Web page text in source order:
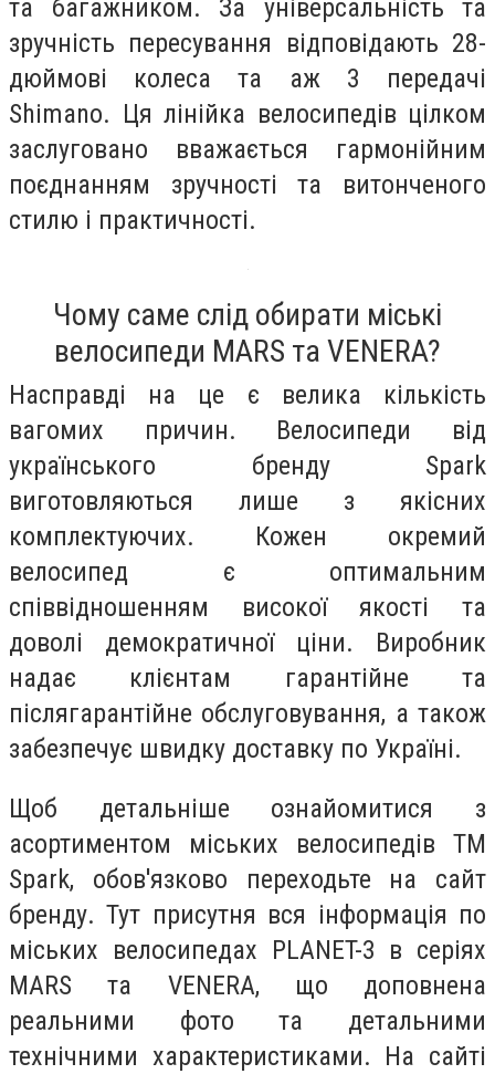
та багажником. За універсальність та
зручність пересування відповідають 28-
дюймові колеса та аж 3 передачі
Shimano. Ця лінійка велосипедів цілком
заслуговано вважається гармонійним
поєднанням зручності та витонченого
стилю і практичності.
Чому саме слід обирати міські
велосипеди MARS та VENERA?
Насправді на це є велика кількість
вагомих причин. Велосипеди від
українського бренду Spark
виготовляються лише з якісних
комплектуючих. Кожен окремий
велосипед є оптимальним
співвідношенням високої якості та
доволі демократичної ціни. Виробник
надає клієнтам гарантійне та
післягарантійне обслуговування, а також
забезпечує швидку доставку по Україні.
Щоб детальніше ознайомитися з
асортиментом міських велосипедів ТМ
Spark, обов'язково переходьте на сайт
бренду. Тут присутня вся інформація по
міських велосипедах PLANET-3 в серіях
MARS та VENERA, що доповнена
реальними фото та детальними
технічними характеристиками. На сайті